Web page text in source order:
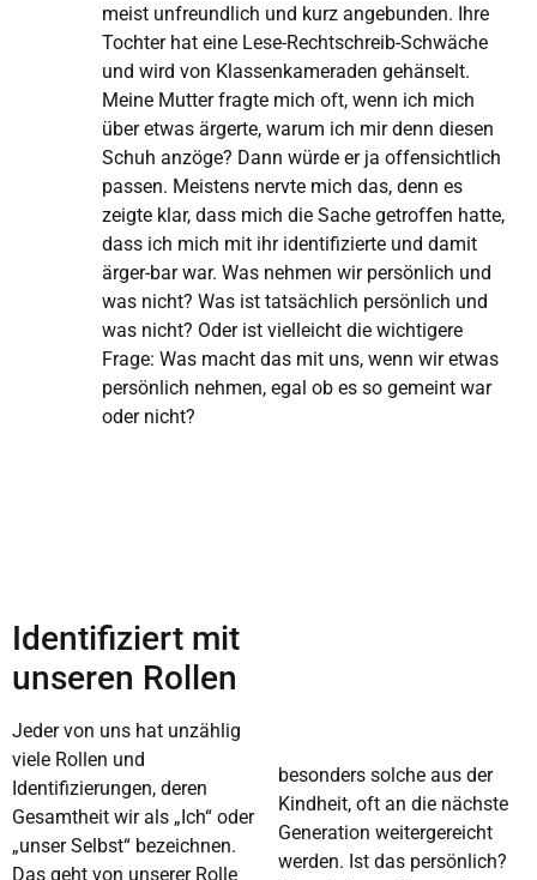
meist unfreundlich und kurz angebunden. Ihre
Tochter hat eine Lese-Rechtschreib-Schwäche
und wird von Klassenkameraden gehänselt.
Meine Mutter fragte mich oft, wenn ich mich
über etwas ärgerte, warum ich mir denn diesen
Schuh anzöge? Dann würde er ja offensichtlich
passen. Meistens nervte mich das, denn es
zeigte klar, dass mich die Sache getroffen hatte,
dass ich mich mit ihr identifizierte und damit
ärger-bar war. Was nehmen wir persönlich und
was nicht? Was ist tatsächlich persönlich und
was nicht? Oder ist vielleicht die wichtigere
Frage: Was macht das mit uns, wenn wir etwas
persönlich nehmen, egal ob es so gemeint war
oder nicht?
Identifiziert mit
unseren Rollen
Jeder von uns hat unzählig
viele Rollen und
Identifizierungen, deren
Gesamtheit wir als „Ich“ oder
„unser Selbst“ bezeichnen.
Das geht von unserer Rolle
besonders solche aus der
Kindheit, oft an die nächste
Generation weitergereicht
werden. Ist das persönlich?